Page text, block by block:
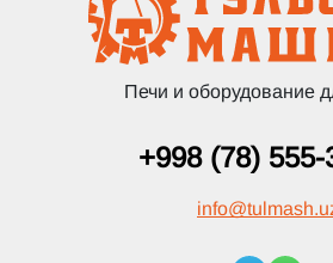
Печи и оборудование
+998 (78) 555-
info@